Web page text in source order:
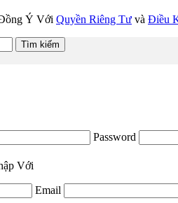
Ý Với Quyền Riêng Tư và Điều
Password
Với
Email